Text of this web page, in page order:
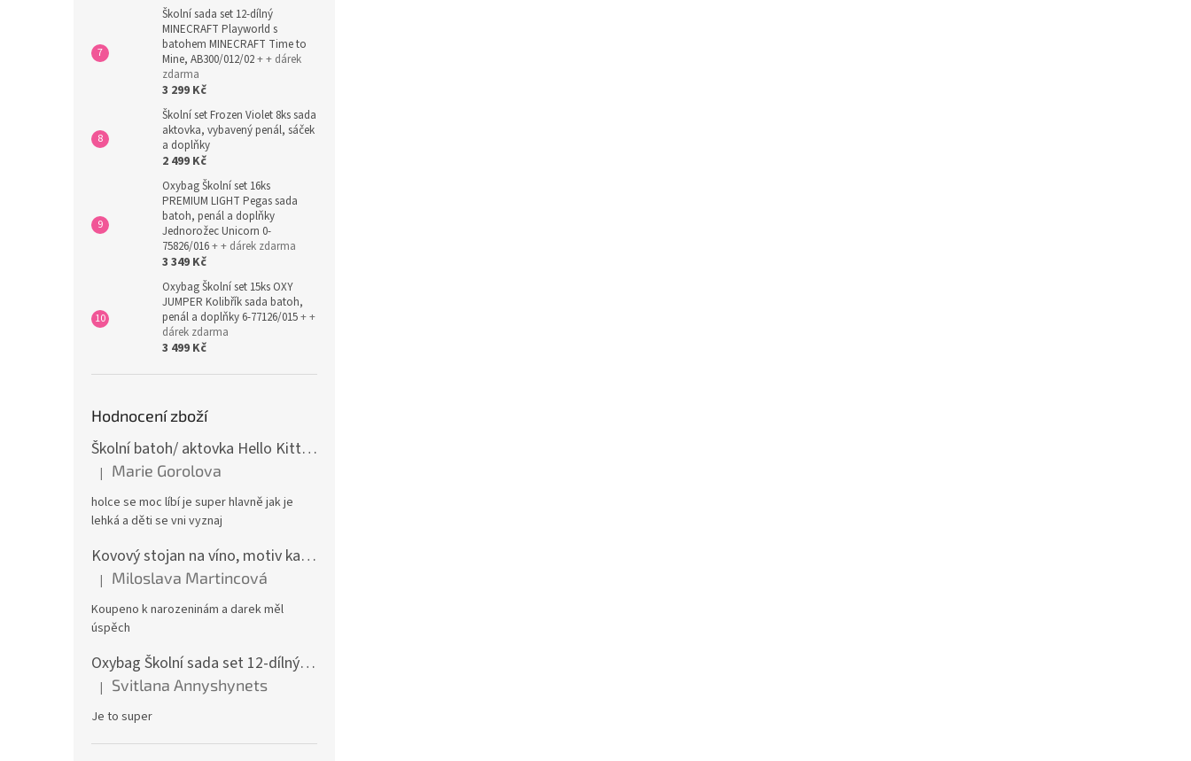
Školní sada set 12-dílný
MINECRAFT Playworld s
batohem MINECRAFT Time to
Mine, AB300/012/02+ + dárek
zdarma
3 299 Kč
Školní set Frozen Violet 8ks sada
aktovka, vybavený penál, sáček
a doplňky
2 499 Kč
Oxybag Školní set 16ks
PREMIUM LIGHT Pegas sada
batoh, penál a doplňky
Jednorožec Unicorn 0-
75826/016+ + dárek zdarma
3 349 Kč
Oxybag Školní set 15ks OXY
JUMPER Kolibřík sada batoh,
penál a doplňky 6-77126/015+ +
dárek zdarma
3 499 Kč
Hodnocení zboží
Školní batoh/ aktovka Hello Kitty, růžová
Hodnocení produktu je 5 z 5 hvězdiček.
| Marie Gorolova
holce se moc líbí je super hlavně jak je
lehká a děti se vni vyznaj
Kovový stojan na víno, motiv kamion
Hodnocení produktu je 5 z 5 hvězdiček.
| Miloslava Martincová
Koupeno k narozeninám a darek měl
úspěch
Oxybag Školní sada set 12-dílný OXY GO Playworld ve stylu Minecraft - batoh, penál, sáček a doplňky 0-47126/012
Hodnocení produktu je 5 z 5 hvězdiček.
| Svitlana Annyshynets
Je to super